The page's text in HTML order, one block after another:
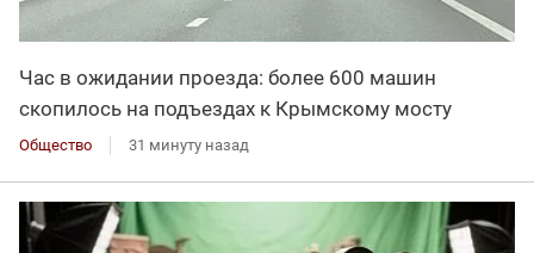
Час в ожидании проезда: более 600 машин
скопилось на подъездах к Крымскому мосту
Общество 31 минуту назад